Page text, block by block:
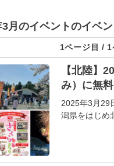
月のイベントのイベ
1ページ目 / 1
【北陸】
み）に無
2025年3月29
潟県をはじめ